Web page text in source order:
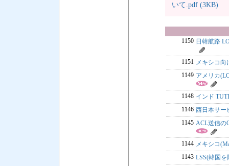
いて.pdf (3KB)
1150 日韓航路
1151 メキシコ向
1149 アメリカ
1148 インド
1146 西日本サー
1145 ACL送信の
1144 メキシコ
1143 LSS(韓国を